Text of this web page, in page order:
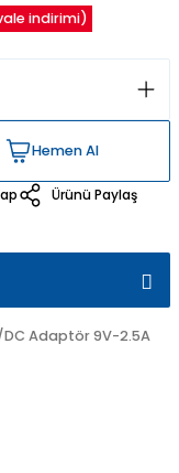
indirimi)
Hemen Al
Hemen Al
Ürünü Paylaş
DC Adaptör 9V-2.5A